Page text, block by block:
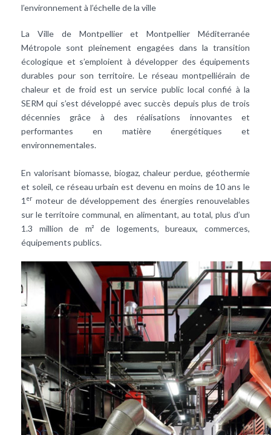
l’environnement à l’échelle de la ville
La Ville de Montpellier et Montpellier Méditerranée
Métropole sont pleinement engagées dans la transition
écologique et s’emploient à développer des équipements
durables pour son territoire. Le réseau montpelliérain de
chaleur et de froid est un service public local confié à la
SERM qui s’est développé avec succès depuis plus de trois
décennies grâce à des réalisations innovantes et
performantes en matière énergétiques et
environnementales.
En valorisant biomasse, biogaz, chaleur perdue, géothermie
et soleil, ce réseau urbain est devenu en moins de 10 ans le
1 er moteur de développement des énergies renouvelables
sur le territoire communal, en alimentant, au total, plus d’un
1.3 million de m² de logements, bureaux, commerces,
équipements publics.